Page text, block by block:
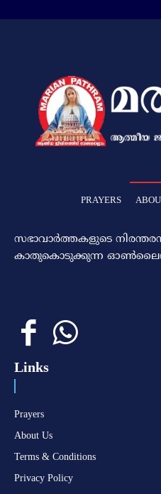
PRAYERS
സഭാവാര്‍ത്തകളുടെ
കാതുകൊടുക്കുന്ന ഓണ്‍ലൈന്‍
Links
Prayers
About Us
Terms & Conditions
Privacy Policy